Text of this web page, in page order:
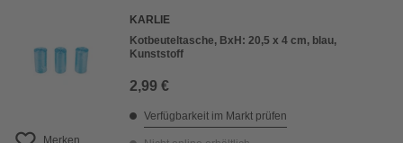
Merken
KARLIE
Kotbeuteltasche, BxH: 20,5 x 4 cm, blau,
Kunststoff
2,99 €
Verfügbarkeit im Markt prüfen